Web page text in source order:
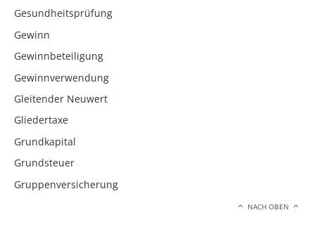
Gesundheitsprüfung
Gewinn
Gewinnbeteiligung
Gewinnverwendung
Gleitender Neuwert
Gliedertaxe
Grundkapital
Grundsteuer
Gruppenversicherung
NACH OBEN